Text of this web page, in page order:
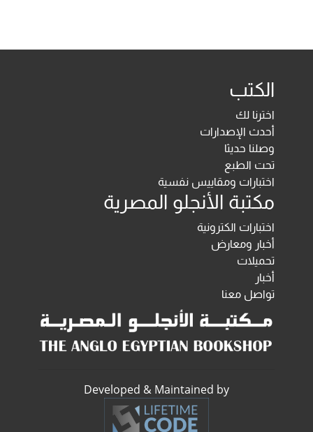
الكتب
اخترنا لك
أحدث الإصدارات
وصلنا حديثا
تحت الطبع
اختبارات ومقاييس نفسية
مكتبة الأنجلو المصرية
اختبارات الكترونية
أخبار ومعارض
تحميلات
أخبار
تواصل معنا
Developed & Maintained by